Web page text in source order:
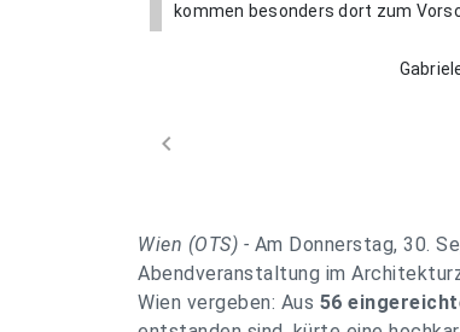
kommen besonders dort zum
chevron_left
Wien (OTS) - Am Donnerstag, 30.
Abendveranstaltung im
Wien vergeben: Aus 56